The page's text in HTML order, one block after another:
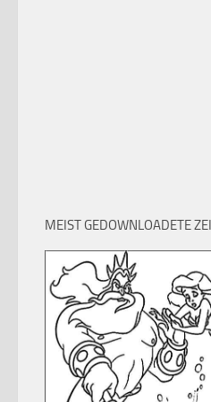
MEIST GEDOWNLOADETE